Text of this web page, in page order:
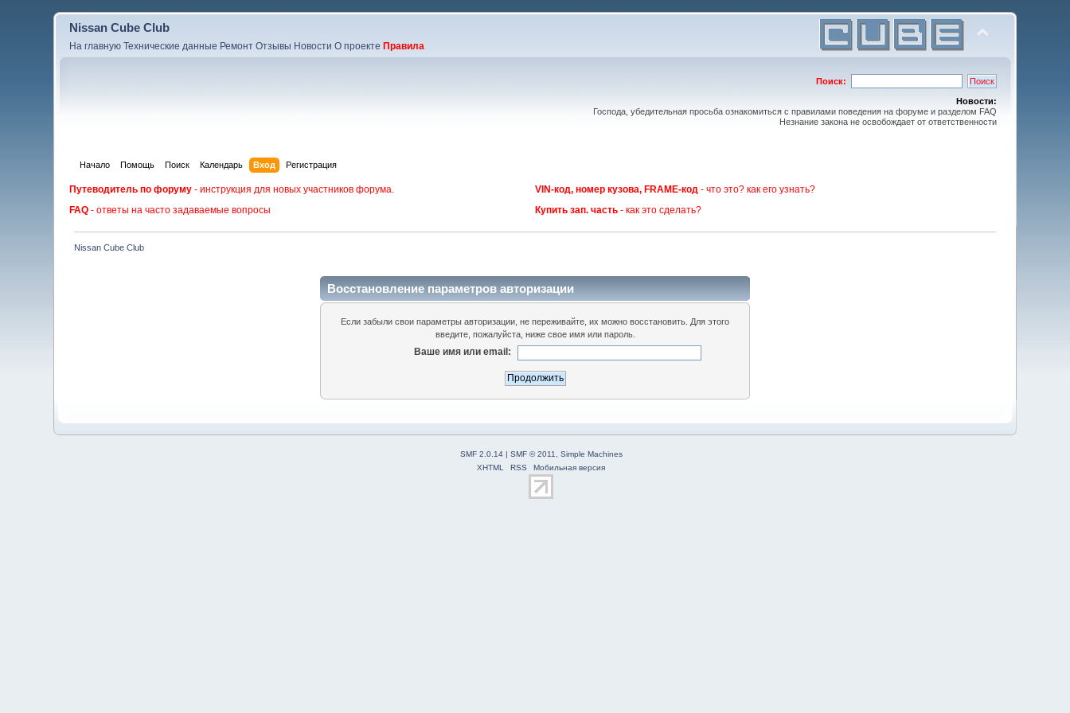
Nissan Cube Club
На главную Технические данные Ремонт Отзывы Новости О проекте Правила
Поиск:
Новости:
Господа, убедительная просьба ознакомиться с правилами поведения на форуме и разделом FAQ
Незнание закона не освобождает от ответственности
Начало Помощь Поиск Календарь Вход Регистрация
Путеводитель по форуму - инструкция для новых участников форума. VIN-код, номер кузова, FRAME-код - что это? как его узнать?
FAQ - ответы на часто задаваемые вопросы Купить зап. часть - как это сделать?
Nissan Cube Club
Восстановление параметров авторизации
Если забыли свои параметры авторизации, не переживайте, их можно восстановить. Для этого
введите, пожалуйста, ниже свое имя или пароль.
Ваше имя или email:
SMF 2.0.14| SMF © 2011
Simple Machines
XHTML
RSS Мобильная версия